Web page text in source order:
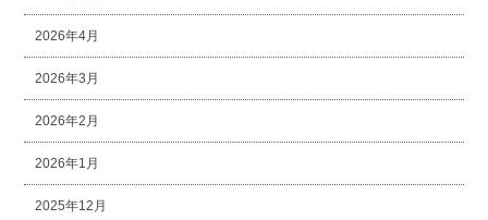
2026年4月
2026年3月
2026年2月
2026年1月
2025年12月